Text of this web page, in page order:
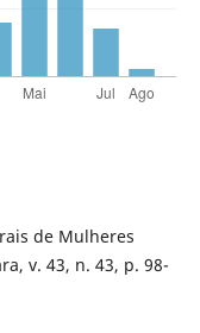
de Mulheres
v. 43, n. 43, p. 98-